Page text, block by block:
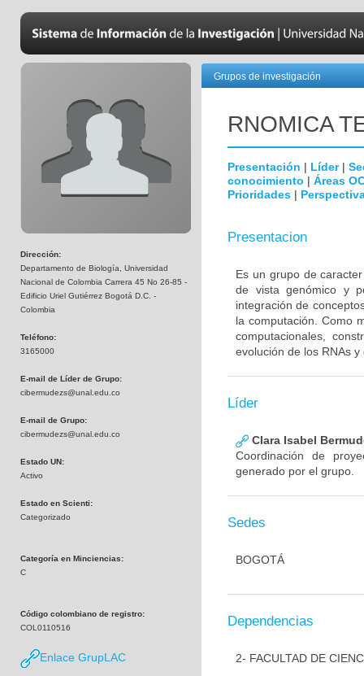
Dirección:
Departamento de Biología, Universidad
Nacional de Colombia Carrera 45 No 26-85 -
Edificio Uriel Gutiérrez Bogotá D.C. -
Colombia
Teléfono:
3165000
E-mail de Líder de Grupo:
cibermudezs@unal.edu.co
E-mail de Grupo:
cibermudezs@unal.edu.co
Estado UN:
Activo
Estado en Scienti:
Categorizado
Categoría en Minciencias:
C
Código colombiano de registro:
COL0110516
Enlace GrupLAC
Grupos de investigación
RNOMICA
Presentación | Líder|
conocimiento | Áreas
Prioridades |
Presentacion
Es un grupo de
de vista genómico y
integración de
la computación. Como
computacionales,
evolución de los RNAs
Líder
Clara Isabel
Coordinación de
generado por el grupo.
Sedes
BOGOTÁ
Dependencias
2- FACULTAD DE